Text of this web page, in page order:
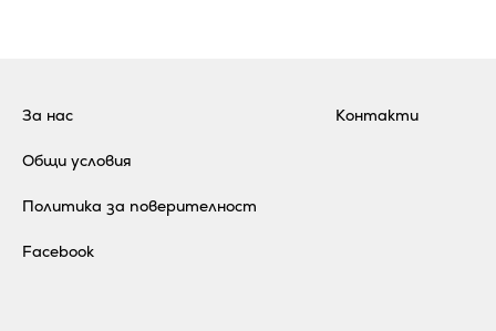
За нас
Общи условия
Политика за поверителност
Контакти
Facebook